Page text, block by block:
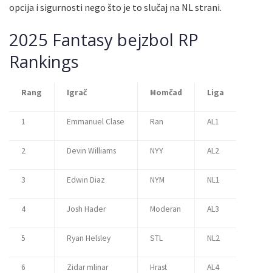
opcija i sigurnosti nego što je to slučaj na NL strani.
2025 Fantasy bejzbol RP
Rankings
Rang Igrač Momčad Liga
1 Emmanuel Clase Ran AL1
2 Devin Williams NYY AL2
3 Edwin Diaz NYM NL1
4 Josh Hader Moderan AL3
5 Ryan Helsley STL NL2
6 Zidar mlinar Hrast AL4